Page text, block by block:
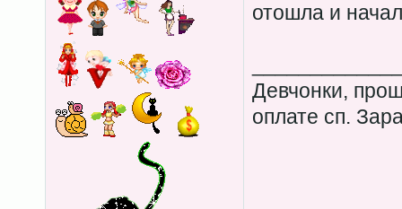
отошла и
Девчонки,
оплате сп.